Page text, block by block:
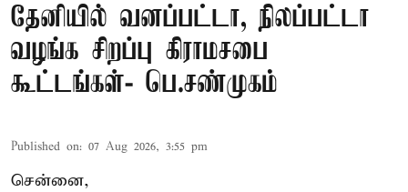
தேனியில் வனப்பட்டா, நிலப்பட்டா
வழங்க சிறப்பு கிராமசபை
கூட்டங்கள்- பெ.சண்முகம்
Published on: 07 Aug 2026, 3:55 pm
சென்னை,